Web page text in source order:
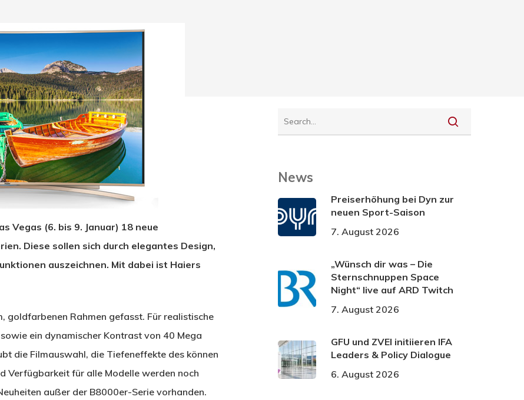
Vegas (6. bis 9. Januar) 18 neue
Diese sollen sich durch elegantes Design,
auszeichnen. Mit dabei ist Haiers
goldfarbenen Rahmen gefasst. Für realistische
ein dynamischer Kontrast von 40 Mega
die Filmauswahl, die Tiefeneffekte des können
Verfügbarkeit für alle Modelle werden noch
außer der B8000er-Serie vorhanden.
News
Preiserhöhung bei Dyn zur
neuen Sport-Saison
7. August 2026
„Wünsch dir was – Die
Sternschnuppen Space
Night“ live auf ARD Twitch
7. August 2026
GFU und ZVEI initiieren IFA
Leaders & Policy Dialogue
6. August 2026